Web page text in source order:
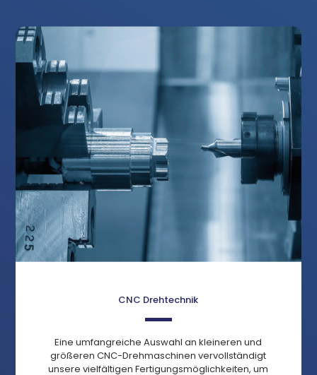
CNC Drehtechnik
Eine umfangreiche Auswahl an kleineren und
größeren CNC-Drehmaschinen vervollständigt
unsere vielfältigen Fertigungsmöglichkeiten, um